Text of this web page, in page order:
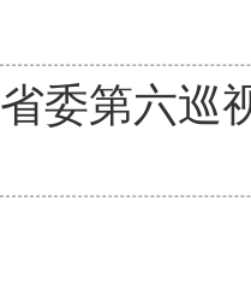
省委第六巡